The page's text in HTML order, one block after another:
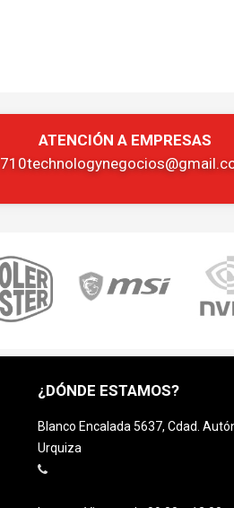
ATENCIÓN A EMPRESAS
¿DÓNDE ESTAMOS?
Blanco Encalada 5637, Cdad.
Urquiza